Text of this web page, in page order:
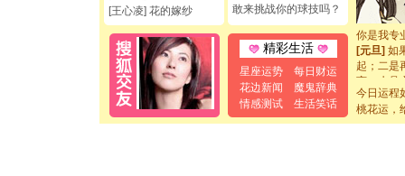
[王心凌] 花的嫁纱
敢来挑战你的球技吗？
精彩生活
星座运势
每日财运
花边新闻
魔鬼辞典
情感测试
生活笑话
断电。爱
你是我专
[元旦]如
起；二是
离。水晶
[元旦]当
泣，这痛
卖了。水
今日运程
桃花运，